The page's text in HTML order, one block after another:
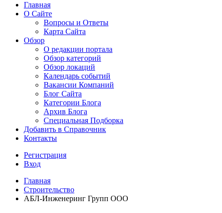
Главная
О Сайте
Вопросы и Ответы
Карта Сайта
Обзор
О редакции портала
Обзор категорий
Обзор локаций
Календарь событий
Вакансии Компаний
Блог Сайта
Категории Блога
Архив Блога
Специальная Подборка
Добавить в Справочник
Контакты
Регистрация
Вход
Главная
Строительство
АБЛ-Инженеринг Групп ООО